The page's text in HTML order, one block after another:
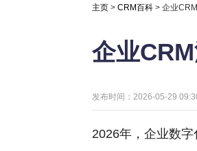
主页 >CRM百科 > 企业
企业
发布时间：2026-05-29
2026年，企业数